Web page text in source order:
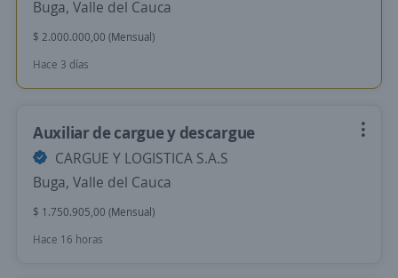
Buga, Valle del Cauca
$ 2.000.000,00 (Mensual)
Hace 3 días
Auxiliar de cargue y descargue
CARGUE Y LOGISTICA S.A.S
Buga, Valle del Cauca
$ 1.750.905,00 (Mensual)
Hace 16 horas